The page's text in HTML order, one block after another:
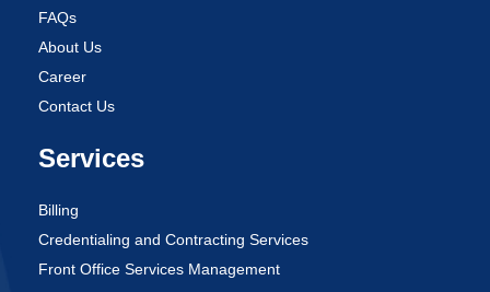
FAQs
About Us
Career
Contact Us
Services
Billing
Credentialing and Contracting Services
Front Office Services Management